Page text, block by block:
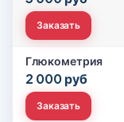
Заказать
Глюкометрия
2 000 руб
Заказать